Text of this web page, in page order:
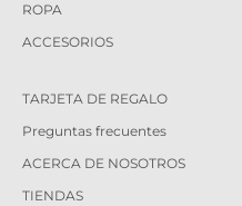
ROPA
ACCESORIOS
TARJETA DE REGALO
Preguntas frecuentes
ACERCA DE NOSOTROS
TIENDAS